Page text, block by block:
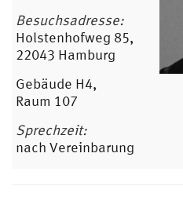
Besuchsadresse:
Holstenhofweg 85,
22043 Hamburg
Gebäude H4,
Raum 107
Sprechzeit:
nach Vereinbarung